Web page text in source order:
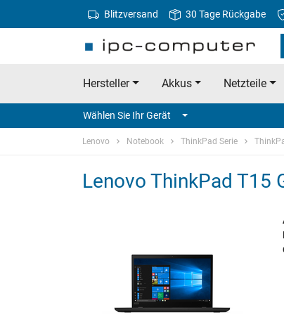
Blitzversand 30 Tage Rückgabe
Hersteller Akkus Netzteile
Wählen Sie Ihr Gerät
Lenovo Notebook ThinkPad Serie
Lenovo ThinkPad T15